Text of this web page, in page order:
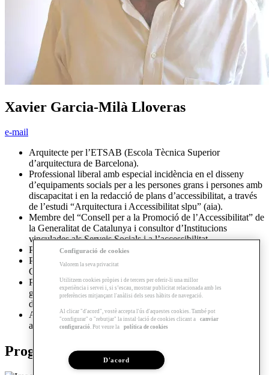
Xavier Garcia‐Milà Lloveras
e-mail
Arquitecte per l’ETSAB (Escola Tècnica Superior
d’arquitectura de Barcelona).
Professional liberal amb especial incidència en el disseny
d’equipaments socials per a les persones grans i persones amb
discapacitat i en la redacció de plans d’accessibilitat, a través
de l’estudi “Arquitectura i Accessibilitat slpu” (aia).
Membre del “Consell per a la Promoció de l’Accessibilitat” de
la Generalitat de Catalunya i consultor d’Institucions
vinculades als Serveis Socials i a l’accessibilitat.
Patró de la Fundació Pere Mitjans.
Premi IMSERSO d’accessibilitat (any 1984) i ONCE
Catalunya (2001).
Professor en diversos cursos i màsters d’accessibilitat i
gerontologia de la UB, UPC, UAB, UIC i del “Curso Básico
de Accesibilidad” del Real Patronato sobre Discapacidad.
Autor i col∙laborador en diverses publicacions sobre
accessibilitat i gerontologia.
Programes relacionats
Configuració de cookies
Valorem la seva privacitat
Utilitzem cookies pròpies i de tercers per oferir-li una millor
experiència i servei i, si s’escau, mostrar publicitat relacionada amb les
preferències mitjançant l'anàlisi dels seus hàbits de navegació.
Al clicar "d'acord", vostè accepta l'ús d'aquestes cookies. També pot
"configurar" o "rebutjar" la instal·lació de cookies clicant a
canviar
configuració . Pot veure la política de cookies
D'acord